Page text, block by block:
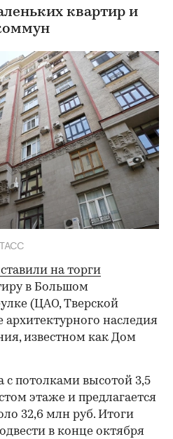
квартир и
на торги
в Большом
(ЦАО, Тверской
наследия
известном как Дом
с потолками высотой 3,5
этаже и предлагается
32,6 млн руб. Итоги
в конце октября